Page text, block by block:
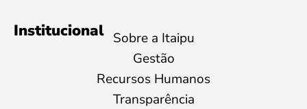
Institucional Sobre a Itaipu
Gestão
Recursos Humanos
Transparência